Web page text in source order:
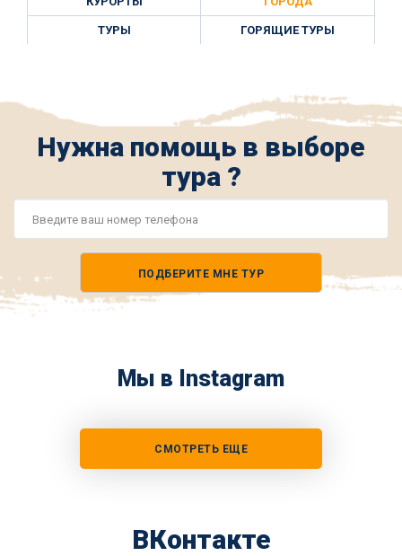
ТУРЫ ГОРЯЩИЕ ТУРЫ
Нужна помощь в выборе
тура ?
ПОДБЕРИТЕ МНЕ ТУР
Мы в Instagram
СМОТРЕТЬ ЕЩЕ
ВКонтакте